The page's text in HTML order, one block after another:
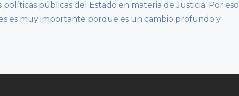
públicas del Estado en materia de Justicia. Por eso
es muy importante porque es un cambio profundo y